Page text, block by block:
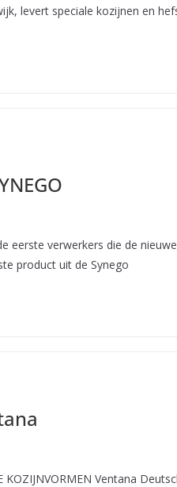
levert speciale kozijnen en
eerste verwerkers die de nieuwe
product uit de Synego
KOZIJNVORMEN Ventana